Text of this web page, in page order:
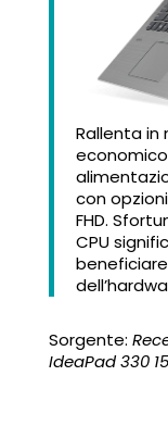
Rallenta in
con
FHD.
CPU
Sorgente:
IdeaPad 330